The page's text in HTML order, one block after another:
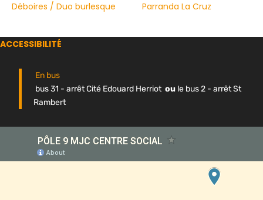
Déboires / Duo burlesque
Parranda La Cruz
ACCESSIBILITÉ
En bus
bus 31 - arrêt Cité Edouard Herriot ou le bus 2 - arrêt St
Rambert